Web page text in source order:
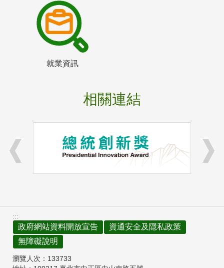
就業資訊
相關連結
:::
政府網站資料開放宣告
資通安全及隱私政策
無障礙說明
瀏覽人次： 133733